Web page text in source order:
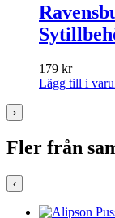
179 kr
Lägg till i
›
Fler från
‹